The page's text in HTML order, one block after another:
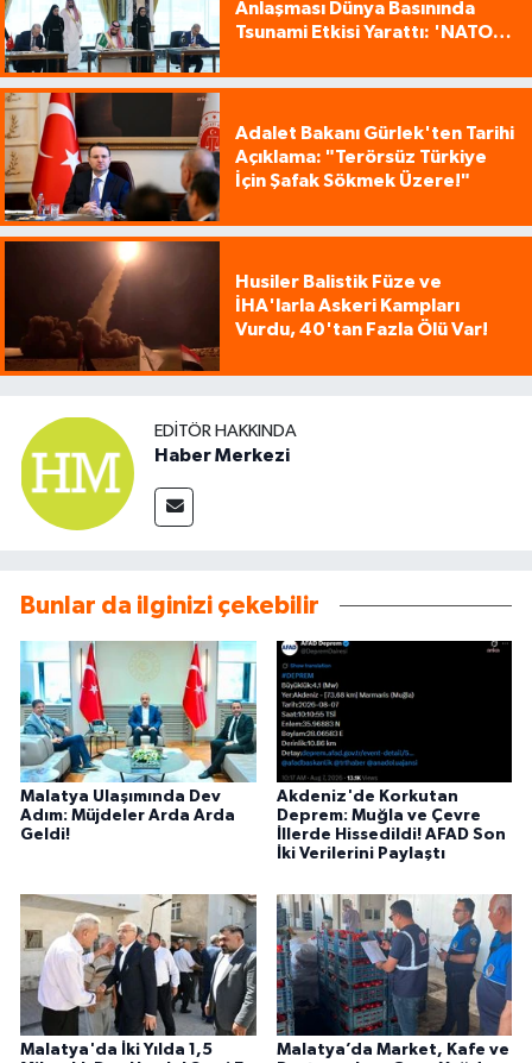
Anlaşması Dünya Basınında
Tsunami Etkisi Yarattı: 'NATO
Adalet Bakanı Gürlek'ten Tarihi
Açıklama: "Terörsüz Türkiye
İçin Şafak Sökmek Üzere!"
Husiler Balistik Füze ve
İHA'larla Askeri Kampları
Vurdu, 40'tan Fazla Ölü Var!
EDITÖR HAKKINDA
Haber Merkezi
Bunlar da ilginizi çekebilir
Malatya Ulaşımında Dev
Adım: Müjdeler Arda Arda
Geldi!
Akdeniz'de Korkutan
Deprem: Muğla ve Çevre
İllerde Hissedildi! AFAD Son
İki Verilerini Paylaştı
Malatya'da İki Yılda 1,5
Malatya’da Market, Kafe ve